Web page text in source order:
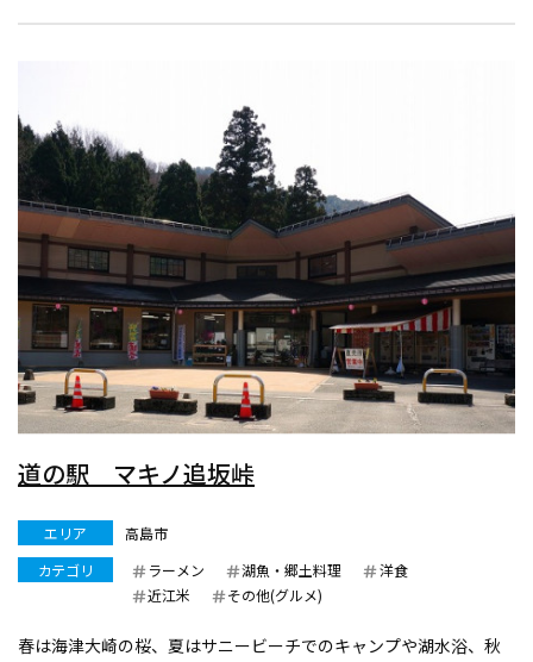
道の駅 マキノ追坂峠
エリア
高島市
カテゴリ
ラーメン 湖魚・郷土料理
洋食
近江米
その他(グルメ)
春は海津大崎の桜、夏はサニービーチでのキャンプや湖水浴、秋